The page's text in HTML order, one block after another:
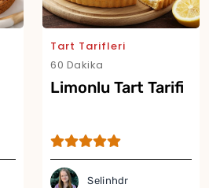
Tart Tarifleri
60 Dakika
Limonlu Tart Tarifi
Selinhdr